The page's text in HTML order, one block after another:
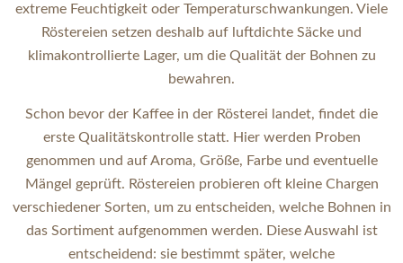
extreme Feuchtigkeit oder Temperaturschwankungen. Viele
Röstereien setzen deshalb auf luftdichte Säcke und
klimakontrollierte Lager, um die Qualität der Bohnen zu
bewahren.
Schon bevor der Kaffee in der Rösterei landet, findet die
erste Qualitätskontrolle statt. Hier werden Proben
genommen und auf Aroma, Größe, Farbe und eventuelle
Mängel geprüft. Röstereien probieren oft kleine Chargen
verschiedener Sorten, um zu entscheiden, welche Bohnen in
das Sortiment aufgenommen werden. Diese Auswahl ist
entscheidend: sie bestimmt später, welche